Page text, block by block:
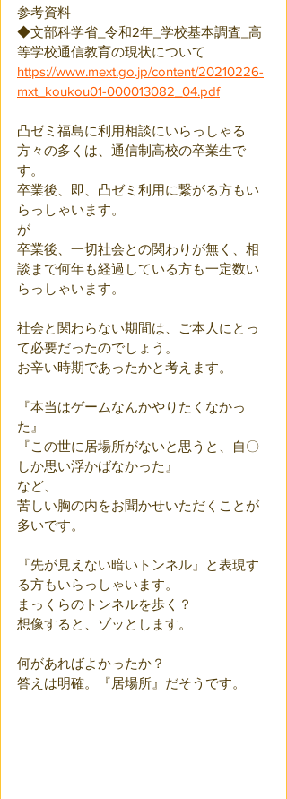
参考資料
◆文部科学省_令和2年_学校基本調査_高
等学校通信教育の現状について
https://www.mext.go.jp/content/20210226-
mxt_koukou01-000013082_04.pdf
凸ゼミ福島に利用相談にいらっしゃる
方々の多くは、通信制高校の卒業生で
す。
卒業後、即、凸ゼミ利用に繋がる方もい
らっしゃいます。
が
卒業後、一切社会との関わりが無く、相
談まで何年も経過している方も一定数い
らっしゃいます。
社会と関わらない期間は、ご本人にとっ
て必要だったのでしょう。
お辛い時期であったかと考えます。
『本当はゲームなんかやりたくなかっ
た』
『この世に居場所がないと思うと、自〇
しか思い浮かばなかった』
など、
苦しい胸の内をお聞かせいただくことが
多いです。
『先が見えない暗いトンネル』と表現す
る方もいらっしゃいます。
まっくらのトンネルを歩く？
想像すると、ゾッとします。
何があればよかったか？
答えは明確。『居場所』だそうです。